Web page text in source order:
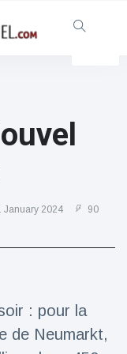
January 2024
90
: pour la
de Neumarkt,